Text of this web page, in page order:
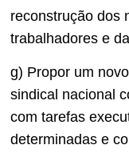
reconstrução dos
trabalhadores e
g) Propor um
sindical nacional
com tarefas
determinadas e